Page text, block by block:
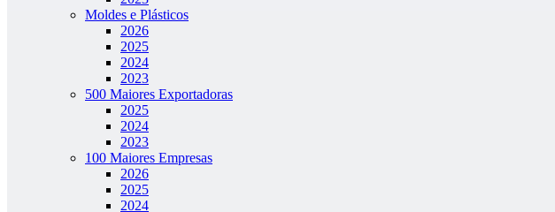
Moldes e Plásticos
2026
2025
2024
2023
500 Maiores Exportadoras
2025
2024
2023
100 Maiores Empresas
2026
2025
2024